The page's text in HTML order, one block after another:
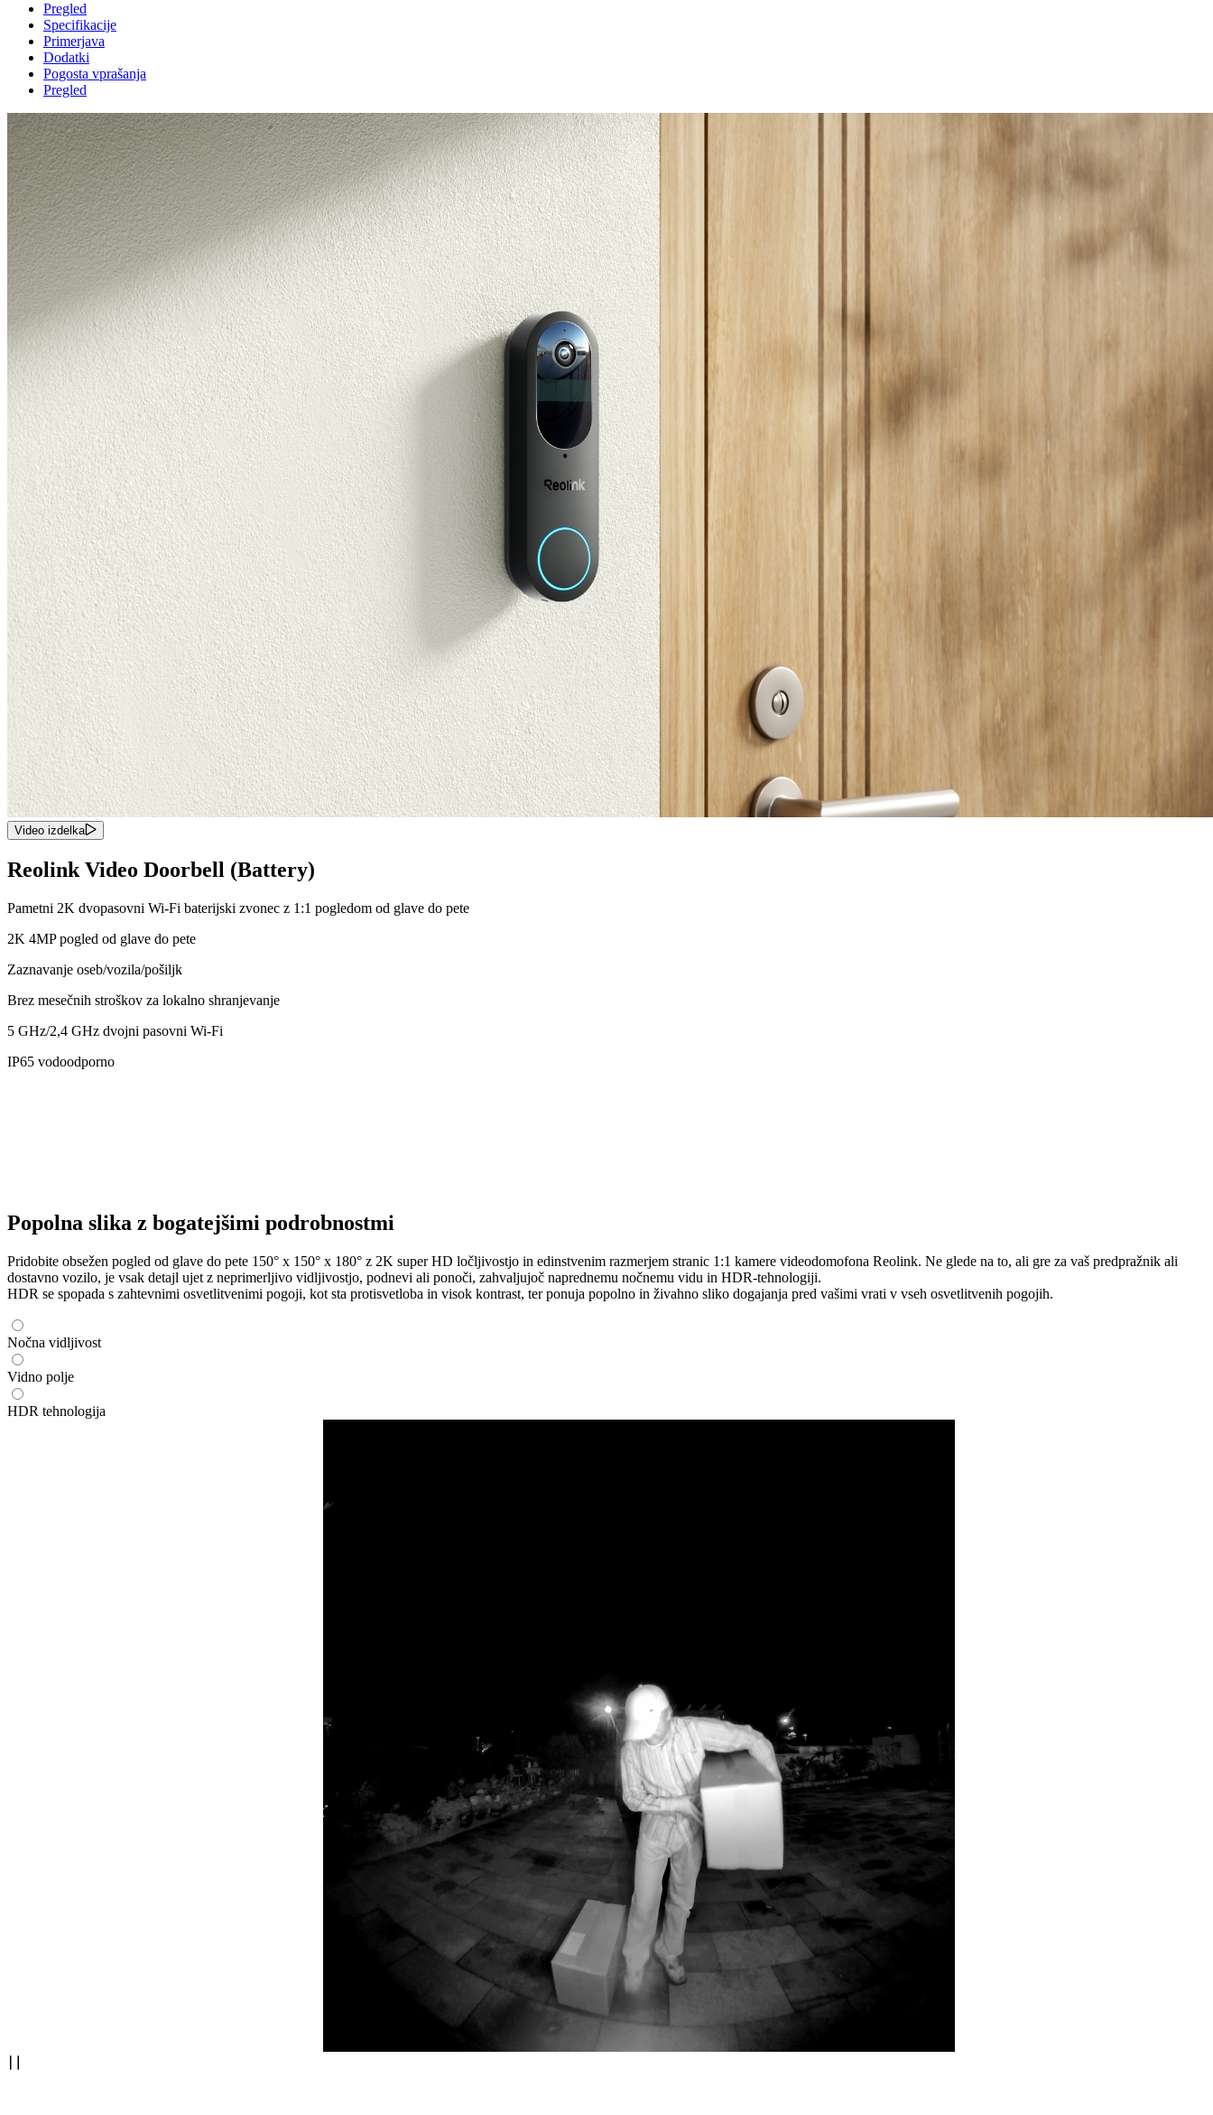
Pregled
Specifikacije
Primerjava
Dodatki
Pogosta vprašanja
Pregled
Video izdelka
Reolink Video Doorbell (Battery)
Pametni 2K dvopasovni Wi-Fi baterijski zvonec z 1:1 pogledom od glave do pete
2K 4MP pogled od glave do pete
Zaznavanje oseb/vozila/pošiljk
Brez mesečnih stroškov za lokalno shranjevanje
5 GHz/2,4 GHz dvojni pasovni Wi-Fi
IP65 vodoodporno
Popolna slika z bogatejšimi podrobnostmi
Pridobite obsežen pogled od glave do pete 150° x 150° x 180° z 2K super HD ločljivostjo in edinstvenim razmerjem stranic 1:1 kamere videodomofona Reolink. Ne glede na to, ali gre za vaš predpražnik ali
dostavno vozilo, je vsak detajl ujet z neprimerljivo vidljivostjo, podnevi ali ponoči, zahvaljujoč naprednemu nočnemu vidu in HDR-tehnologiji.
HDR se spopada s zahtevnimi osvetlitvenimi pogoji, kot sta protisvetloba in visok kontrast, ter ponuja popolno in živahno sliko dogajanja pred vašimi vrati v vseh osvetlitvenih pogojih.
Nočna vidljivost
Vidno polje
HDR tehnologija